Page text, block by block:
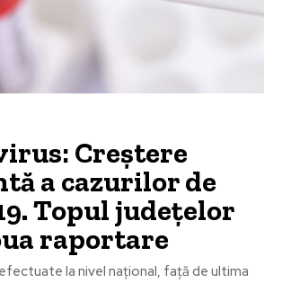
Creștere
a cazurilor de
Topul județelor
raportare
la nivel național, față de ultima